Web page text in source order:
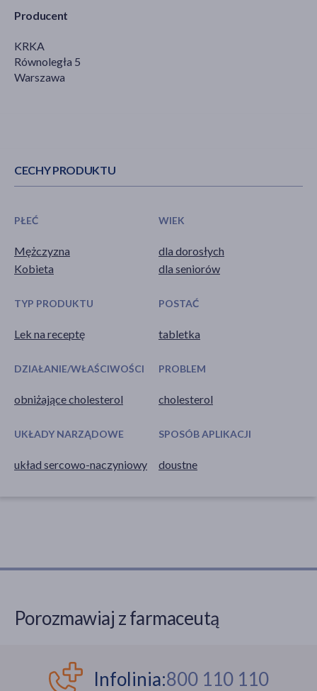
Producent
KRKA
Równoległa 5
Warszawa
CECHY PRODUKTU
PŁEĆ
Mężczyzna
Kobieta
WIEK
dla dorosłych
dla seniorów
TYP PRODUKTU
Lek na receptę
POSTAĆ
tabletka
DZIAŁANIE/WŁAŚCIWOŚCI
obniżające cholesterol
PROBLEM
cholesterol
UKŁADY NARZĄDOWE
układ sercowo-naczyniowy
SPOSÓB APLIKACJI
doustne
Porozmawiaj z farmaceutą
Infolinia:800 110 110